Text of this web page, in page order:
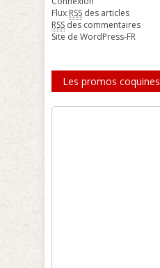
Flux RSS des articles
RSS des commentaires
Site de WordPress-FR
Les promos coquines